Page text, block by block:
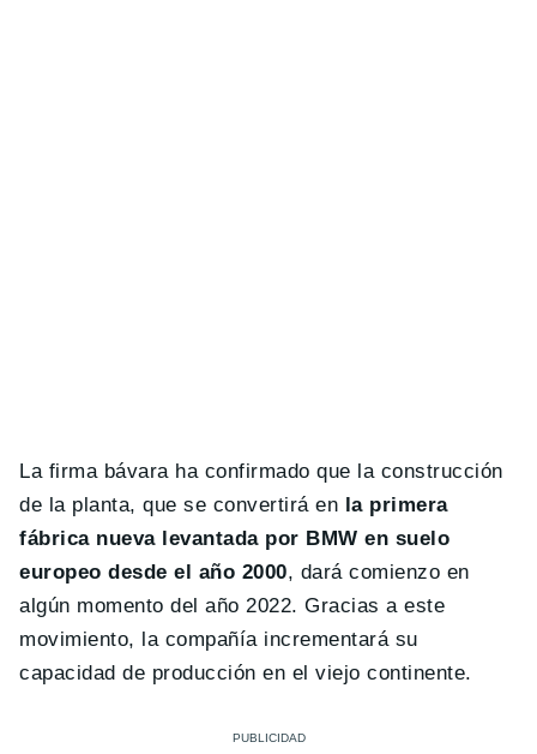
La firma bávara ha confirmado que la construcción
de la planta, que se convertirá en la primera
fábrica nueva levantada por BMW en suelo
europeo desde el año 2000, dará comienzo en
algún momento del año 2022. Gracias a este
movimiento, la compañía incrementará su
capacidad de producción en el viejo continente.